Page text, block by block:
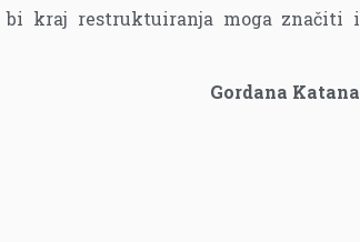
bi kraj restruktuiranja moga značiti i
Gordana Katana